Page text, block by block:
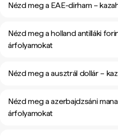
Nézd meg a EAE-dirham –
Nézd meg a holland antilláki
árfolyamokat
Nézd meg a ausztrál dollár –
Nézd meg a azerbajdzsáni
árfolyamokat